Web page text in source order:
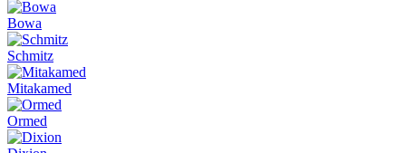
Bowa
Schmitz
Mitakamed
Ormed